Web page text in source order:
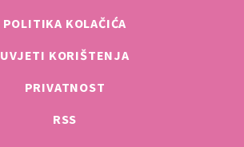
POLITIKA KOLAČIĆA
UVJETI KORIŠTENJA
PRIVATNOST
RSS